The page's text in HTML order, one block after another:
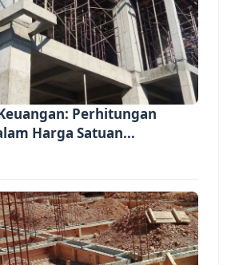
Perhitungan
Harga Satuan...